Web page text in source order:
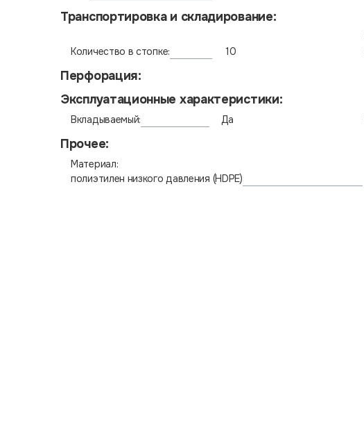
Транспортировка и складирование:
Количество в стопке: 10
Перфорация:
Эксплуатационные характеристики:
Вкладываемый: Да
Прочее:
Материал:
полиэтилен низкого давления (HDPE)